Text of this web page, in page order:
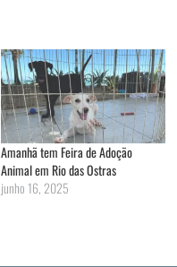
Amanhã tem Feira de Adoção
Animal em Rio das Ostras
junho 16, 2025